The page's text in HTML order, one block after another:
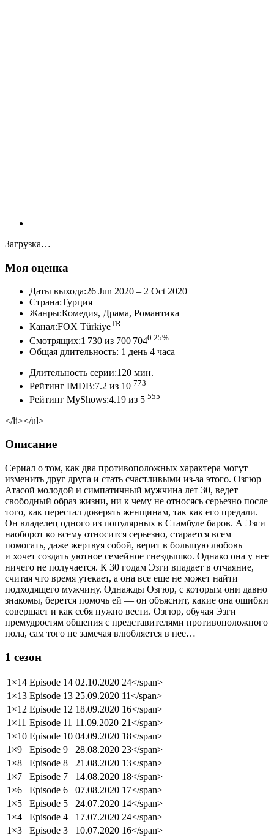
Загрузка…
Моя оценка
Даты выхода:26 Jun 2020 – 2 Oct 2020
Страна:Турция
Жанры:Комедия, Драма, Романтика
Канал:FOX TürkiyeTR
Смотрящих:1 730 из 700 7040.25%
Общая длительность: 1 день 4 часа
Длительность серии:120 мин.
Рейтинг IMDB:7.2 из 10 773
Рейтинг MyShows:4.19 из 5 555
</li></ul>
Описание
Сериал о том, как два противоположных характера могут
изменить друг друга и стать счастливыми из-за этого. Озгюр
Атасой молодой и симпатичный мужчина лет 30, ведет
свободный образ жизни, ни к чему не относясь серьезно после
того, как перестал доверять женщинам, так как его предали.
Он владелец одного из популярных в Стамбуле баров. А Эзги
наоборот ко всему относится серьезно, старается всем
помогать, даже жертвуя собой, верит в большую любовь
и хочет создать уютное семейное гнездышко. Однако она у нее
ничего не получается. К 30 годам Эзги впадает в отчаяние,
считая что время утекает, а она все еще не может найти
подходящего мужчину. Однажды Озгюр, с которым они давно
знакомы, берется помочь ей — он объяснит, какие она ошибки
совершает и как себя нужно вести. Озгюр, обучая Эзги
премудростям общения с представителями противоположного
пола, сам того не замечая влюбляется в нее…
1 сезон
1×14 Episode 14 02.10.2020 24</span>
1×13 Episode 13 25.09.2020 11</span>
1×12 Episode 12 18.09.2020 16</span>
1×11 Episode 11 11.09.2020 21</span>
1×10 Episode 10 04.09.2020 18</span>
1×9
Episode 9 28.08.2020 23</span>
1×8
Episode 8 21.08.2020 13</span>
1×7
Episode 7 14.08.2020 18</span>
1×6
Episode 6 07.08.2020 17</span>
1×5
Episode 5 24.07.2020 14</span>
1×4
Episode 4 17.07.2020 24</span>
1×3
Episode 3 10.07.2020 16</span>